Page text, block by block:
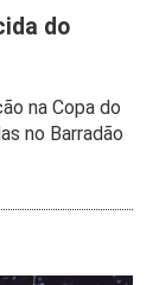
do
na Copa do
no Barradão